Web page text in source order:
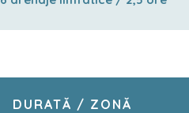
DURATĂ / ZONĂ